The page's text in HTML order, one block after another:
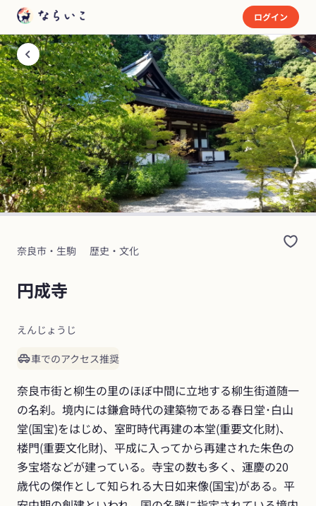
ログイン
奈良市・生駒 歴史・文化
円成寺
えんじょうじ
車でのアクセス推奨
奈良市街と柳生の里のほぼ中間に立地する柳生街道随一
の名刹。境内には鎌倉時代の建築物である春日堂･白山
堂(国宝)をはじめ、室町時代再建の本堂(重要文化財)、
楼門(重要文化財)、平成に入ってから再建された朱色の
多宝塔などが建っている。寺宝の数も多く、運慶の20
歳代の傑作として知られる大日如来像(国宝)がある。平